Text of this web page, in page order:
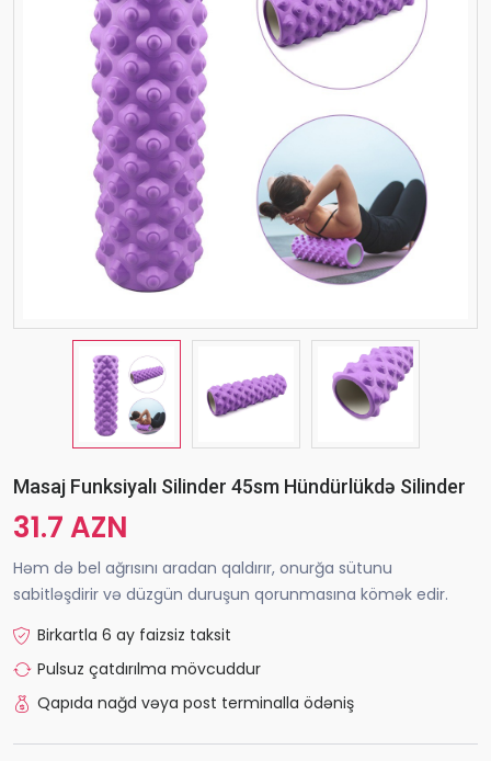
Masaj Funksiyalı Silinder 45sm Hündürlükdə Silinder
31.7 AZN
Həm də bel ağrısını aradan qaldırır, onurğa sütunu
sabitləşdirir və düzgün duruşun qorunmasına kömək edir.
Birkartla 6 ay faizsiz taksit
Pulsuz çatdırılma mövcuddur
Qapıda nağd vəya post terminalla ödəniş